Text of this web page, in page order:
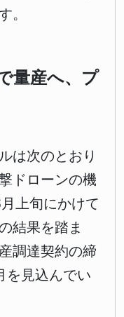
。
量産へ、プ
は次のとおり
ドローンの機
上旬にかけて
結果を踏ま
調達契約の締
を見込んでい